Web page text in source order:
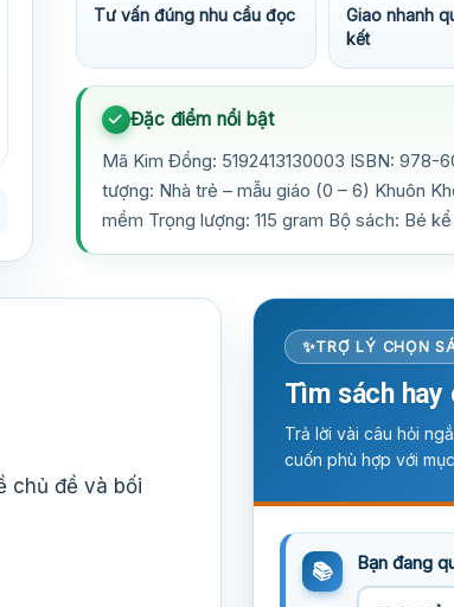
Tư vấn đúng nhu cầu đọc
Giao nhanh
kết
Đặc điểm nổi bật
Mã Kim Đồng: 5192413130003 ISBN:
tượng: Nhà trẻ – mẫu giáo (0 – 6) Khuôn
mềm Trọng lượng: 115 gram Bộ sách: Bé
chủ đề và bối
TRỢ LÝ CHỌN
Tìm sách
Trả lời vài câu hỏi
cuốn phù hợp với
Bạn đang